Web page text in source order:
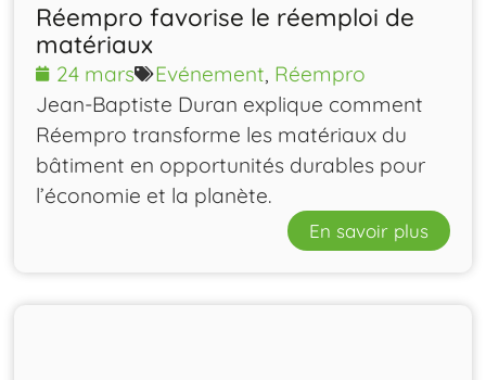
Réempro favorise le réemploi de
matériaux
24 mars Evénement, Réempro
Jean‑Baptiste Duran explique comment
Réempro transforme les matériaux du
bâtiment en opportunités durables pour
l’économie et la planète.
En savoir plus